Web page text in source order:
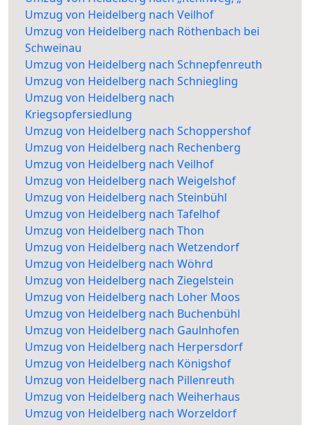
Umzug von Heidelberg nach Veilhof
Umzug von Heidelberg nach Röthenbach bei
Schweinau
Umzug von Heidelberg nach Schnepfenreuth
Umzug von Heidelberg nach Schniegling
Umzug von Heidelberg nach
Kriegsopfersiedlung
Umzug von Heidelberg nach Schoppershof
Umzug von Heidelberg nach Rechenberg
Umzug von Heidelberg nach Veilhof
Umzug von Heidelberg nach Weigelshof
Umzug von Heidelberg nach Steinbühl
Umzug von Heidelberg nach Tafelhof
Umzug von Heidelberg nach Thon
Umzug von Heidelberg nach Wetzendorf
Umzug von Heidelberg nach Wöhrd
Umzug von Heidelberg nach Ziegelstein
Umzug von Heidelberg nach Loher Moos
Umzug von Heidelberg nach Buchenbühl
Umzug von Heidelberg nach Gaulnhofen
Umzug von Heidelberg nach Herpersdorf
Umzug von Heidelberg nach Königshof
Umzug von Heidelberg nach Pillenreuth
Umzug von Heidelberg nach Weiherhaus
Umzug von Heidelberg nach Worzeldorf